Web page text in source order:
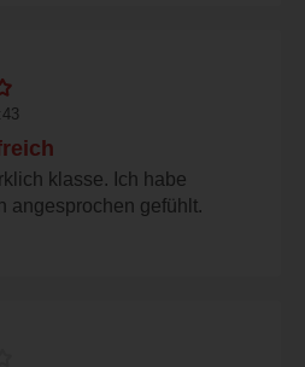
klasse. Ich habe
angesprochen gefühlt.